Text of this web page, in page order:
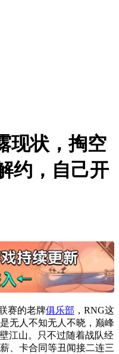
现状，掏空
约，自己开
赛的老牌俱乐部 ，RNG这
无人不知无人不晓，巅峰
江山。只不过随着战队经
、卡合同等丑闻接二连三